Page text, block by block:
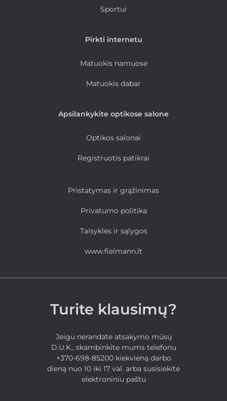
Sportui
Pirkti internetu
Matuokis namuose
Matuokis dabar
Apsilankykite optikose salone
Optikos salonai
Registruotis patikrai
Pristatymas ir grąžinimas
Privatumo politika
Taisyklės ir sąlygos
www.fielmann.lt
Turite klausimų?
Jeigu nerandate atsakymo mūsų
D.U.K., skambinkite mums telefonu
+370-698-85200 kiekvieną darbo
dieną nuo 10 iki 17 val. arba susisiekite
elektroniniu paštu